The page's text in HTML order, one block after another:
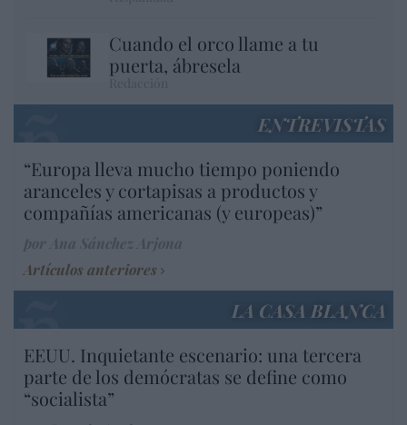
Cuando el orco llame a tu
puerta, ábresela
ENTREVISTAS
“Europa lleva mucho tiempo poniendo
aranceles y cortapisas a productos y
compañías americanas (y europeas)”
Artículos anteriores
LA CASA BLANCA
EEUU. Inquietante escenario: una tercera
parte de los demócratas se define como
“socialista”